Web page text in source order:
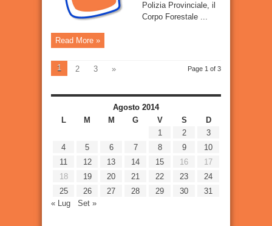
Polizia Provinciale, il
Corpo Forestale ...
Read More »
Page 1 of 3
1 2 3 »
Agosto 2014
L
M M G V S
D
1
2
3
4
5 6 7 8 9
10
11
12 13 14 15 16
17
18
19 20 21 22 23
24
25
26 27 28 29 30
31
« Lug
Set »